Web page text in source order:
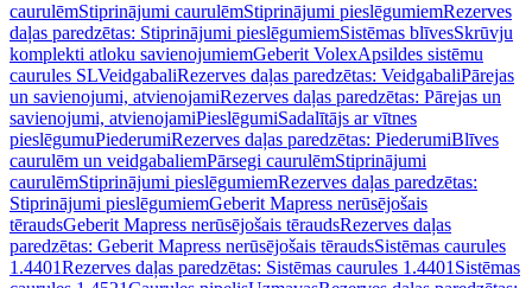
caurulēmStiprinājumi caurulēmStiprinājumi pieslēgumiemRezerves
daļas paredzētas: Stiprinājumi pieslēgumiemSistēmas blīvesSkrūvju
komplekti atloku savienojumiemGeberit VolexApsildes sistēmu
caurules SLVeidgabaliRezerves daļas paredzētas: VeidgabaliPārejas
un savienojumi, atvienojamiRezerves daļas paredzētas: Pārejas un
savienojumi, atvienojamiPieslēgumiSadalītājs ar vītnes
pieslēgumuPiederumiRezerves daļas paredzētas: PiederumiBlīves
caurulēm un veidgabaliemPārsegi caurulēmStiprinājumi
caurulēmStiprinājumi pieslēgumiemRezerves daļas paredzētas:
Stiprinājumi pieslēgumiemGeberit Mapress nerūsējošais
tēraudsGeberit Mapress nerūsējošais tēraudsRezerves daļas
paredzētas: Geberit Mapress nerūsējošais tēraudsSistēmas caurules
1.4401Rezerves daļas paredzētas: Sistēmas caurules 1.4401 Sistēmas